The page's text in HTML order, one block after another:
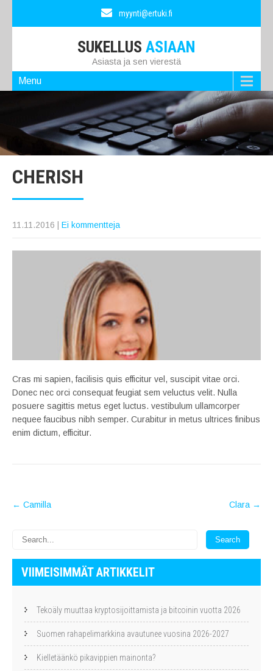
myynti@ertuki.fi
SUKELLUS ASIAAN
Asiasta ja sen vierestä
Menu
CHERISH
11.11.2016 Ei kommentteja
Cras mi sapien, facilisis quis efficitur vel, suscipit vitae orci.
Donec nec orci consequat feugiat sem veluctus velit. Nulla
posuere sagittis metus eget luctus. vestibulum ullamcorper
nequee faucibus nibh semper. Curabitur in metus ultrices finibus
enim dictum, efficitur.
POST
← Camilla Clara →
VIIMEISIMMÄT ARTIKKELIT
Tekoäly muuttaa kryptosijoittamista ja bitcoinin vuotta 2026
Suomen rahapelimarkkina avautunee vuosina 2026-2027
Kielletäänkö pikavippien mainonta?